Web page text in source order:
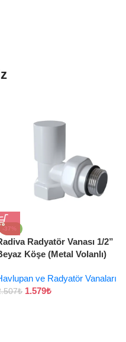
-37%
Radyatör Vanası 1/2”
Köşe (Metal Volanlı)
ve Radyatör Vanaları
₺ 1.579₺